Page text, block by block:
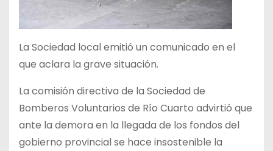
La Sociedad local emitió un comunicado en el
que aclara la grave situación.
La comisión directiva de la Sociedad de
Bomberos Voluntarios de Río Cuarto advirtió que
ante la demora en la llegada de los fondos del
gobierno provincial se hace insostenible la